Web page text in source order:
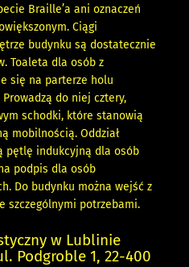
Braille’a ani oznaczeń
Ciągi
budynku są dostatecznie
Toaleta dla osób z
się na parterze holu
do niej cztery,
schodki, które stanowią
mobilnością. Oddział
pętlę indukcyjną dla osób
podpis dla osób
Do budynku można wejść z
szczególnymi potrzebami.
w Lublinie
Podgroble 1, 22-400